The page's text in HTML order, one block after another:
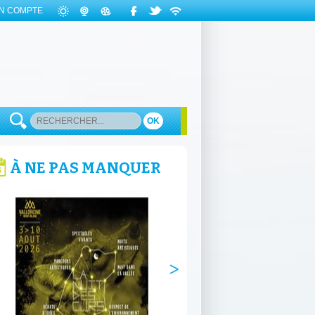
COMPTE
OK
À NE PAS MANQUER